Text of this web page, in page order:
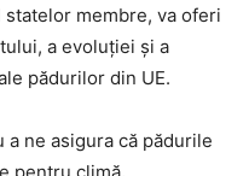
membre, va oferi
a evoluției și a
pădurilor din UE.
ne asigura că pădurile
pentru climă,